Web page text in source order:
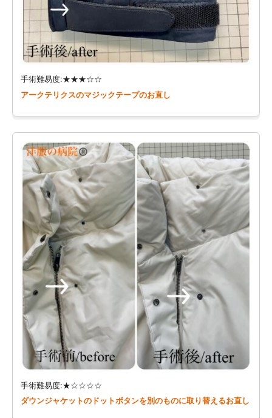
手術難易度:★★★☆☆
アークテリクスのマジックテープのお直し
手術難易度:★☆☆☆☆
ダウンジャケットのドットボタンを別のものに取り替えるお直し